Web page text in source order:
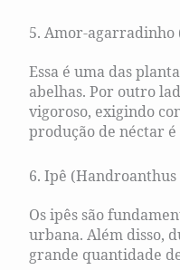
5. Amor-
Essa é uma das
abelhas. Por outro
vigoroso, exigindo
produção de néctar
6. Ipê (Handroanthus
Os ipês são
urbana. Além disso,
grande quantidade